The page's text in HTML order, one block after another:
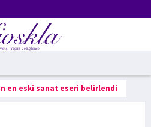
en eski sanat eseri belirlendi